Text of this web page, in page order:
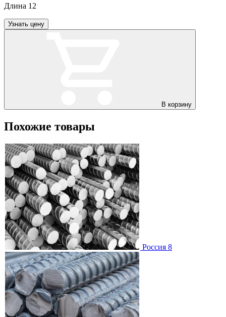
Длина 12
Узнать цену
В корзину
Похожие товары
Россия 8